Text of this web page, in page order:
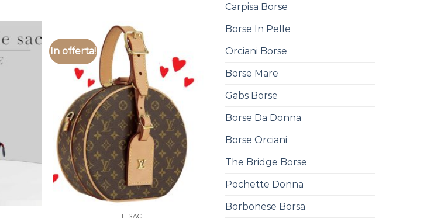
In offerta!
LE SAC
Carpisa Borse
Borse In Pelle
Orciani Borse
Borse Mare
Gabs Borse
Borse Da Donna
Borse Orciani
The Bridge Borse
Pochette Donna
Borbonese Borsa